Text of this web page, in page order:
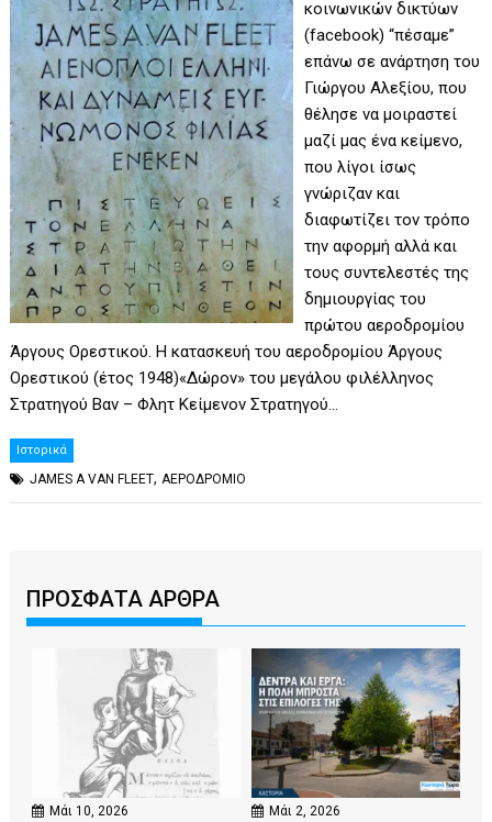
κοινωνικών δικτύων
(facebook) “πέσαμε”
επάνω σε ανάρτηση του
Γιώργου Αλεξίου, που
θέλησε να μοιραστεί
μαζί μας ένα κείμενο,
που λίγοι ίσως
γνώριζαν και
διαφωτίζει τον τρόπο
την αφορμή αλλά και
τους συντελεστές της
δημιουργίας του
πρώτου αεροδρομίου
Άργους Ορεστικού. Η κατασκευή του αεροδρομίου Άργους
Ορεστικού (έτος 1948)«Δώρον» του μεγάλου φιλέλληνος
Στρατηγού Βαν – Φλητ Κείμενον Στρατηγού…
Ιστορικά
JAMES A VAN FLEET, ΑΕΡΟΔΡΟΜΙΟ
ΠΡΟΣΦΑΤΑ ΑΡΘΡΑ
Μάι 10, 2026 Μάι 2, 2026